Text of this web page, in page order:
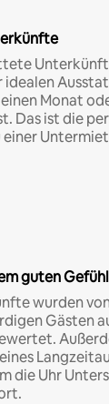
idealen
Monat
Das ist die
guten Gefühl
wurden
Gästen
die Uhr